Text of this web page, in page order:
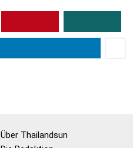
Über Thailandsun